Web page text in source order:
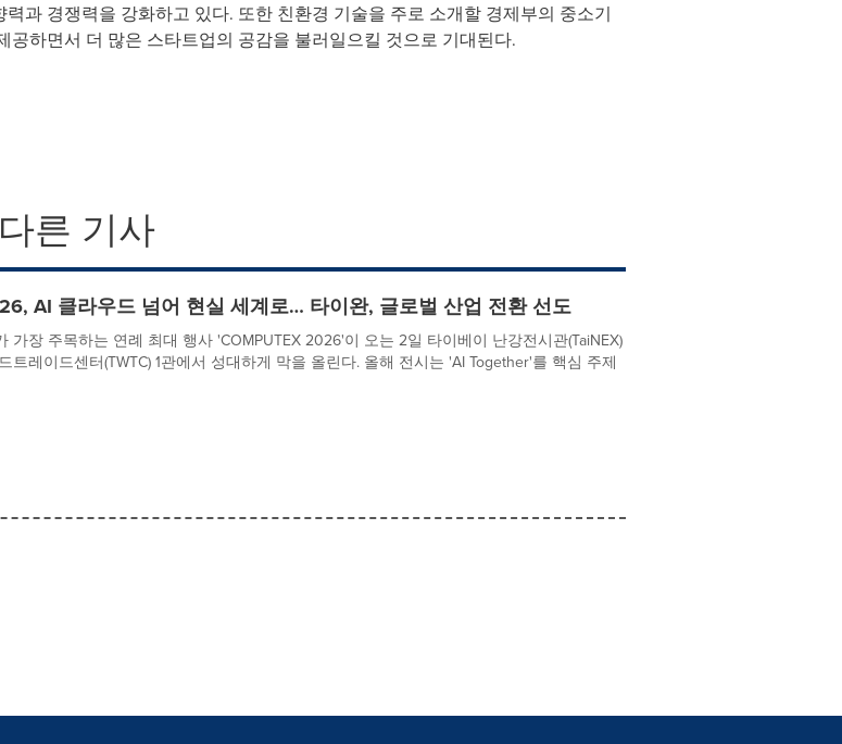
과 경쟁력을 강화하고 있다. 또한 친환경 기술을 주로 소개할 경제부의 중소기
하면서 더 많은 스타트업의 공감을 불러일으킬 것으로 기대된다.
른 기사
AI 클라우드 넘어 현실 세계로… 타이완, 글로벌 산업 전환 선도
가장 주목하는 연례 최대 행사 'COMPUTEX 2026'이 오는 2일 타이베이 난강전시관(TaiNEX)
트레이드센터(TWTC) 1관에서 성대하게 막을 올린다. 올해 전시는 'AI Together'를 핵심 주제